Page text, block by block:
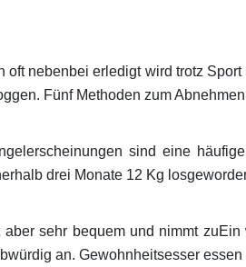
oft nebenbei erledigt wird trotz
Fünf Methoden zum
sind eine
drei Monate 12 Kg
sehr bequem und nimmt
an. Gewohnheitsesser